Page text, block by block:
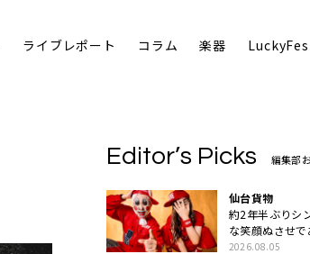
ライブレポート コラム 楽器 LuckyFes
Editor’s Picks 編集部
仙台貨物
約2年半ぶりシ
な笑顔ぬさせで
2026.08.05